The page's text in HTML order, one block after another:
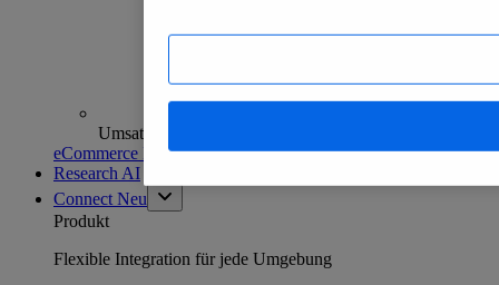
Umsatzanalysen und -prognosen
eCommerce Insights entdecken
Research AI
Connect Neu
Produkt
Flexible Integration für jede Umgebung